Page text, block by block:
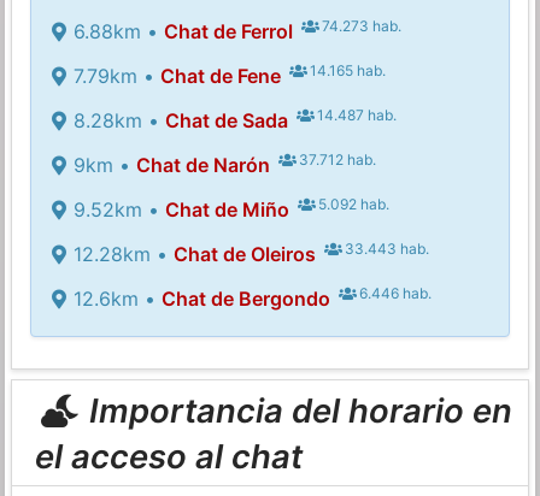
6.88km • Chat de Ferrol 74.273 hab.
7.79km • Chat de Fene 14.165 hab.
8.28km • Chat de Sada 14.487 hab.
9km • Chat de Narón 37.712 hab.
9.52km • Chat de Miño 5.092 hab.
12.28km • Chat de Oleiros 33.443 hab.
12.6km • Chat de Bergondo 6.446 hab.
Importancia del horario en
el acceso al chat